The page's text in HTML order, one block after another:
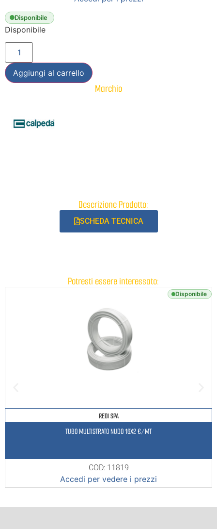
Disponibile
Disponibile
Aggiungi al carrello
Marchio
Descrizione Prodotto:
SCHEDA TECNICA
Potresti essere interessato:
Disponibile
REDI SPA
TUBO MULTISTRATO NUDO 16X2 €/MT
COD: 11819
Accedi per vedere i prezzi